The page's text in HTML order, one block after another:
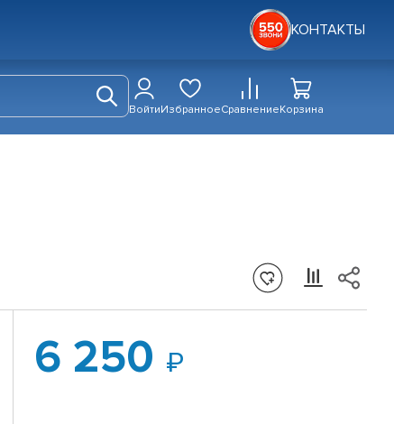
КОНТАКТЫ
ВойтиИзбранноеСравнениеКорзина
6 250